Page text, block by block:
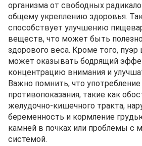
организма от свободных
общему укреплению здоровья.
способствует улучшению
веществ, что может быть
здорового веса. Кроме того,
может оказывать бодрящий
концентрацию внимания и
Важно помнить, что употребление
противопоказания, такие как
желудочно-кишечного тракта,
беременность и кормление
камней в почках или проблемы с
системой.